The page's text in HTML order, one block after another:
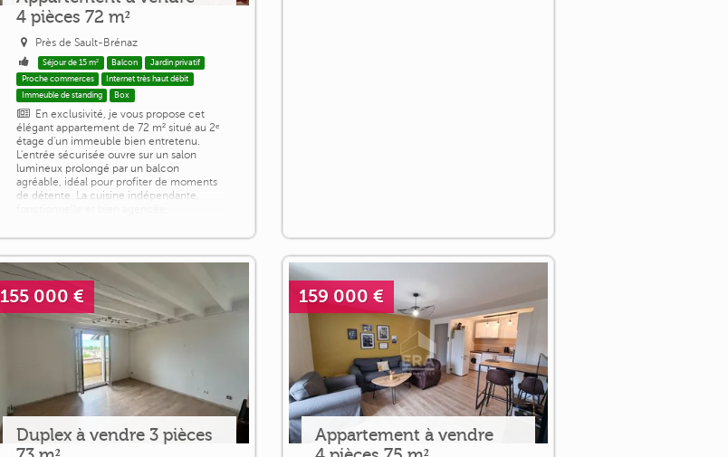
4 pièces 72 m²
Près de Sault-Brénaz
Séjour de 15 m² Balcon
Jardin privatif
Proche commerces
Internet très haut débit
Immeuble de standing
Box
En exclusivité, je vous propose cet
élégant appartement de 72 m² situé au 2ᵉ
étage d'un immeuble bien entretenu.
L'entrée sécurisée ouvre sur un salon
lumineux prolongé par un balcon
agréable, idéal pour profiter de moments
de détente. La cuisine indépendante,
pratique. La partie nuit se compose de
beaux volumes, ainsi [...]
155 000 €
Duplex à vendre 3 pièces
159 000 €
Appartement à vendre